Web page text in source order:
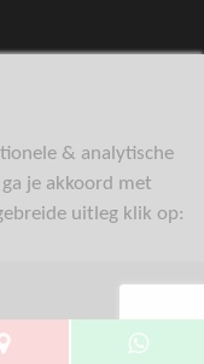
& analytische
je akkoord met
uitleg klik op: